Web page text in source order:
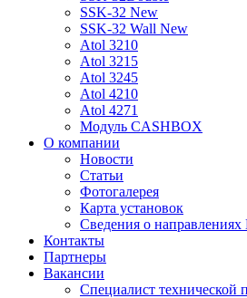
SSK-32 New
SSK-32 Wall New
Atol 3210
Atol 3215
Atol 3245
Atol 4210
Atol 4271
Модуль CASHBOX
О компании
Новости
Статьи
Фотогалерея
Карта установок
Сведения о направлениях
Контакты
Партнеры
Вакансии
Специалист технической